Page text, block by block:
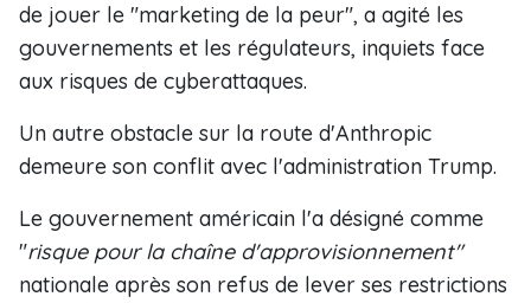
de jouer le "marketing de la peur", a agité les
gouvernements et les régulateurs, inquiets face
aux risques de cyberattaques.
Un autre obstacle sur la route d'Anthropic
demeure son conflit avec l'administration Trump.
Le gouvernement américain l'a désigné comme
"risque pour la chaîne d'approvisionnement"
nationale après son refus de lever ses restrictions